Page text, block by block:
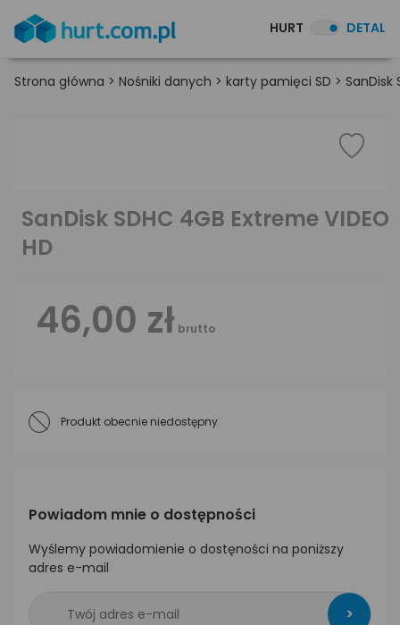
HURT DETAL
Strona główna > Nośniki danych > karty pamięci SD > SanDisk
SanDisk SDHC 4GB Extreme VIDEO
HD
46,00 zł brutto
Produkt obecnie niedostępny
Powiadom mnie o dostępności
Wyślemy powiadomienie o dostęności na poniższy
adres e-mail
>